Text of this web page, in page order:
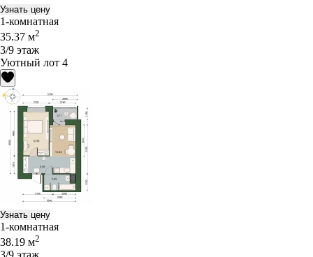
Узнать цену
1-комнатная
35.37 м2
3/9 этаж
Уютный лот 4
Узнать цену
1-комнатная
38.19 м2
3/9 этаж